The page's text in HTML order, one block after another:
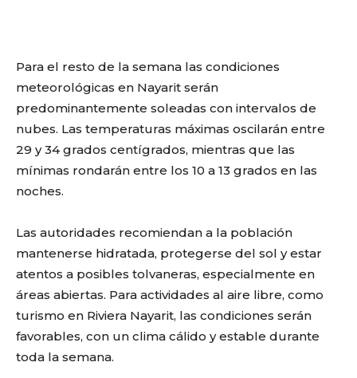
Para el resto de la semana las condiciones
meteorológicas en Nayarit serán
predominantemente soleadas con intervalos de
nubes. Las temperaturas máximas oscilarán entre
29 y 34 grados centígrados, mientras que las
mínimas rondarán entre los 10 a 13 grados en las
noches.
Las autoridades recomiendan a la población
mantenerse hidratada, protegerse del sol y estar
atentos a posibles tolvaneras, especialmente en
áreas abiertas. Para actividades al aire libre, como
turismo en Riviera Nayarit, las condiciones serán
favorables, con un clima cálido y estable durante
toda la semana.